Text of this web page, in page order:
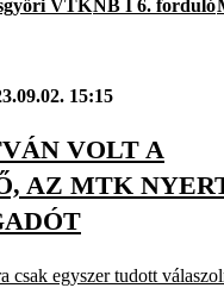
VTK NB I 6. forduló
15:15
VOLT A
AZ MTK
csak egyszer tudott